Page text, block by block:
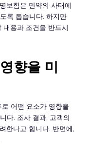
보험은 만약의 사태에
록 돕습니다. 하지만
내용과 조건을 반드시
향을 미
어떤 요소가 영향을
다. 조사 결과, 고객의
한다고 합니다. 반면에,